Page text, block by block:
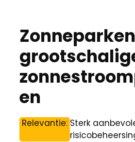
en
Relevantie: Sterk